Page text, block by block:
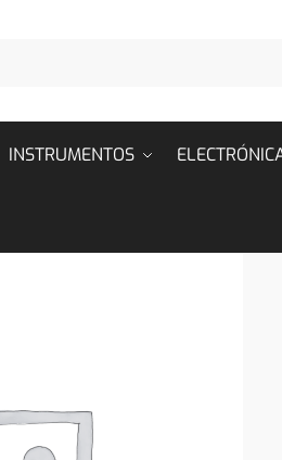
INSTRUMENTOS